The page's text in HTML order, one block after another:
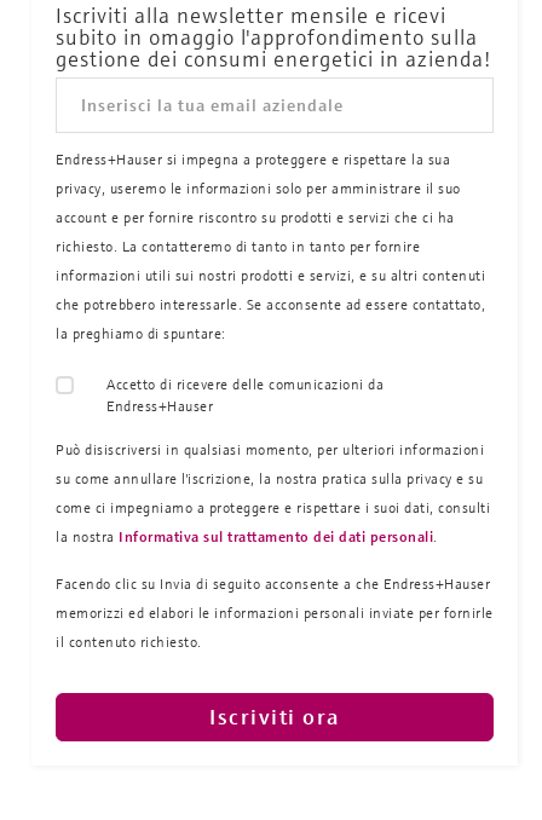
Iscriviti alla newsletter mensile e ricevi
subito in omaggio l'approfondimento sulla
gestione dei consumi energetici in azienda!
Endress+Hauser si impegna a proteggere e rispettare la sua
privacy, useremo le informazioni solo per amministrare il suo
account e per fornire riscontro su prodotti e servizi che ci ha
richiesto. La contatteremo di tanto in tanto per fornire
informazioni utili sui nostri prodotti e servizi, e su altri contenuti
che potrebbero interessarle. Se acconsente ad essere contattato,
la preghiamo di spuntare:
Accetto di ricevere delle comunicazioni da
Endress+Hauser
Può disiscriversi in qualsiasi momento, per ulteriori informazioni
su come annullare l'iscrizione, la nostra pratica sulla privacy e su
come ci impegniamo a proteggere e rispettare i suoi dati, consulti
la nostra Informativa sul trattamento dei dati personali.
Facendo clic su Invia di seguito acconsente a che Endress+Hauser
memorizzi ed elabori le informazioni personali inviate per fornirle
il contenuto richiesto.